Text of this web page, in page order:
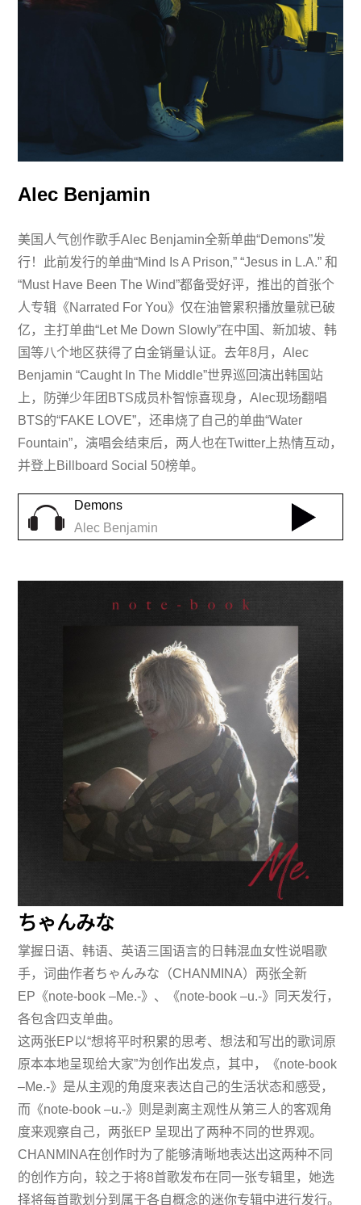
Alec Benjamin
美国人气创作歌手Alec Benjamin全新单曲“Demons”发
行！此前发行的单曲“Mind Is A Prison,” “Jesus in L.A.” 和
“Must Have Been The Wind”都备受好评，推出的首张个
人专辑《Narrated For You》仅在油管累积播放量就已破
亿，主打单曲“Let Me Down Slowly”在中国、新加坡、韩
国等八个地区获得了白金销量认证。去年8月，Alec
Benjamin “Caught In The Middle”世界巡回演出韩国站
上，防弹少年团BTS成员朴智惊喜现身，Alec现场翻唱
BTS的“FAKE LOVE”，还串烧了自己的单曲“Water
Fountain”，演唱会结束后，两人也在Twitter上热情互动，
并登上Billboard Social 50榜单。
Demons
Alec Benjamin
ちゃんみな
掌握日语、韩语、英语三国语言的日韩混血女性说唱歌
手，词曲作者ちゃんみな（CHANMINA）两张全新
EP《note-book –Me.-》、《note-book –u.-》同天发行，
各包含四支单曲。
这两张EP以“想将平时积累的思考、想法和写出的歌词原
原本本地呈现给大家”为创作出发点，其中，《note-book
–Me.-》是从主观的角度来表达自己的生活状态和感受，
而《note-book –u.-》则是剥离主观性从第三人的客观角
度来观察自己，两张EP 呈现出了两种不同的世界观。
CHANMINA在创作时为了能够清晰地表达出这两种不同
的创作方向，较之于将8首歌发布在同一张专辑里，她选
择将每首歌划分到属于各自概念的迷你专辑中进行发行。